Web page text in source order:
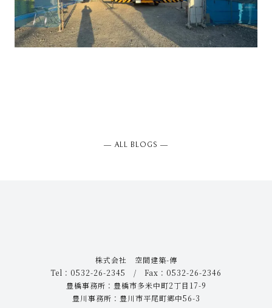
― ALL BLOGS ―
株式会社 空間建築-傳
Tel：0532-26-2345 / Fax：0532-26-2346
豊橋事務所：豊橋市多米中町2丁目17-9
豊川事務所：豊川市平尾町郷中56-3